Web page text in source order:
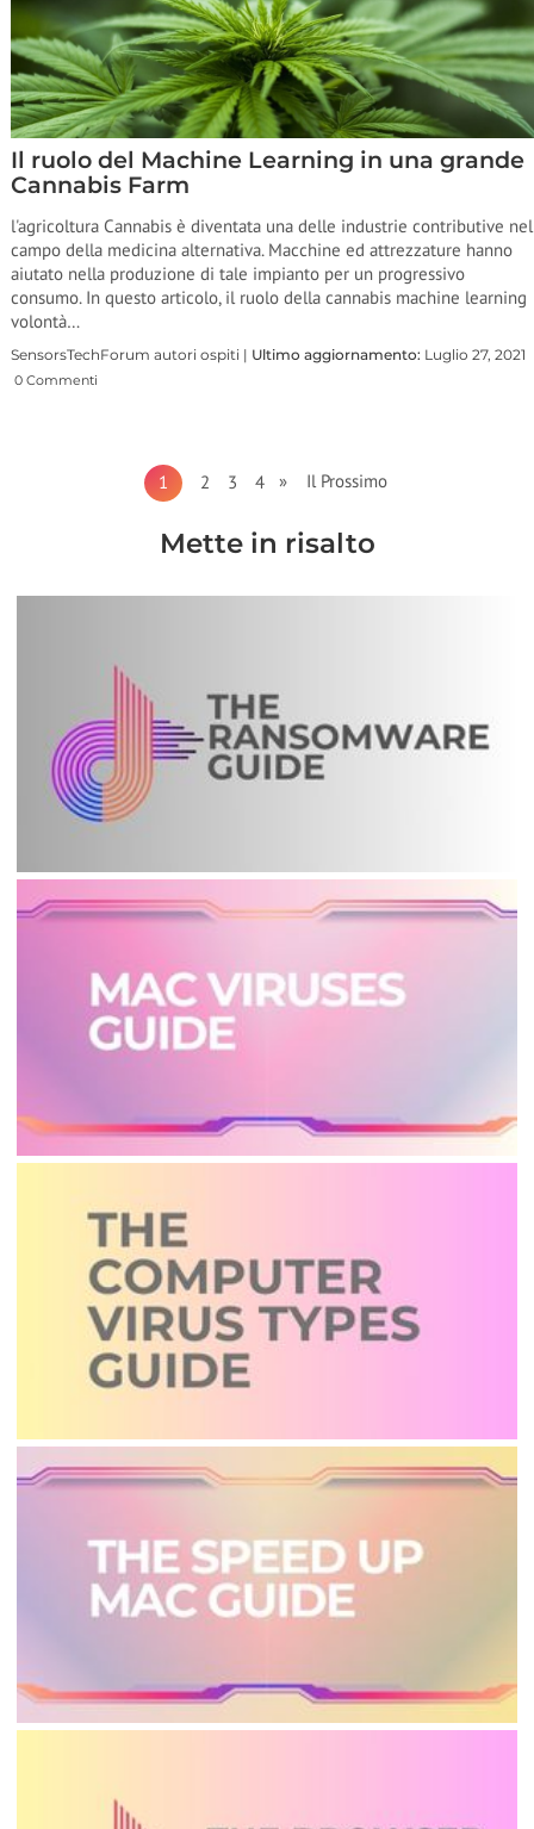
Il ruolo del Machine Learning in una grande
Cannabis Farm
l'agricoltura Cannabis è diventata una delle industrie contributive nel
campo della medicina alternativa. Macchine ed attrezzature hanno
aiutato nella produzione di tale impianto per un progressivo
consumo. In questo articolo, il ruolo della cannabis machine learning
volontà…
SensorsTechForum autori ospiti | Ultimo aggiornamento: Luglio 27, 2021
0 Commenti
1 2 3 4 » Il Prossimo
Mette in risalto